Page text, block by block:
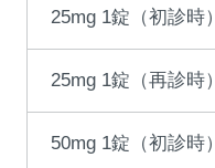
25mg 1錠（初診時）
25mg 1錠（再診時）
50mg 1錠（初診時）